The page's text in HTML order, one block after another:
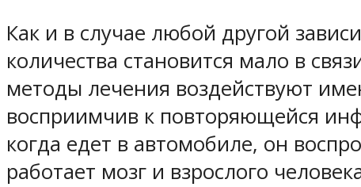
Как и в случае любой другой
количества становится мало в
методы лечения воздействуют
восприимчив к повторяющейся
когда едет в автомобиле, он
работает мозг и взрослого